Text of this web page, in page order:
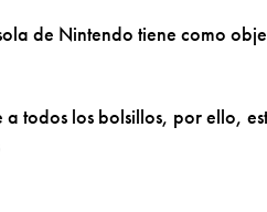
de Nintendo tiene como
todos los bolsillos, por ello,